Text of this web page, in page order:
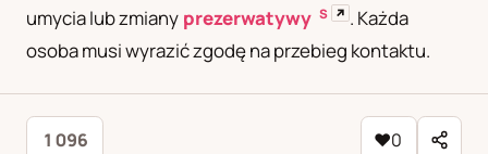
umycia lub zmiany prezerwatywy S ↗ . Każda
osoba musi wyrazić zgodę na przebieg kontaktu.
1 096 ♥0